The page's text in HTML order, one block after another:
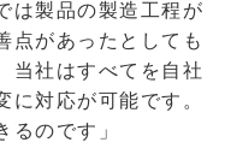
は製品の製造工程が
点があったとしても
当社はすべてを自社
に対応が可能です。
るのです」